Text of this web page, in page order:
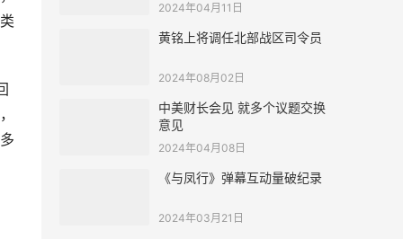
2024年04月11日
黄铭上将调任北部战区司令员
2024年08月02日
中美财长会见 就多个议题交换
意见
2024年04月08日
《与凤行》弹幕互动量破纪录
2024年03月21日